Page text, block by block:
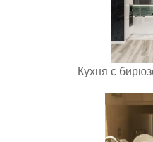
Кухня с